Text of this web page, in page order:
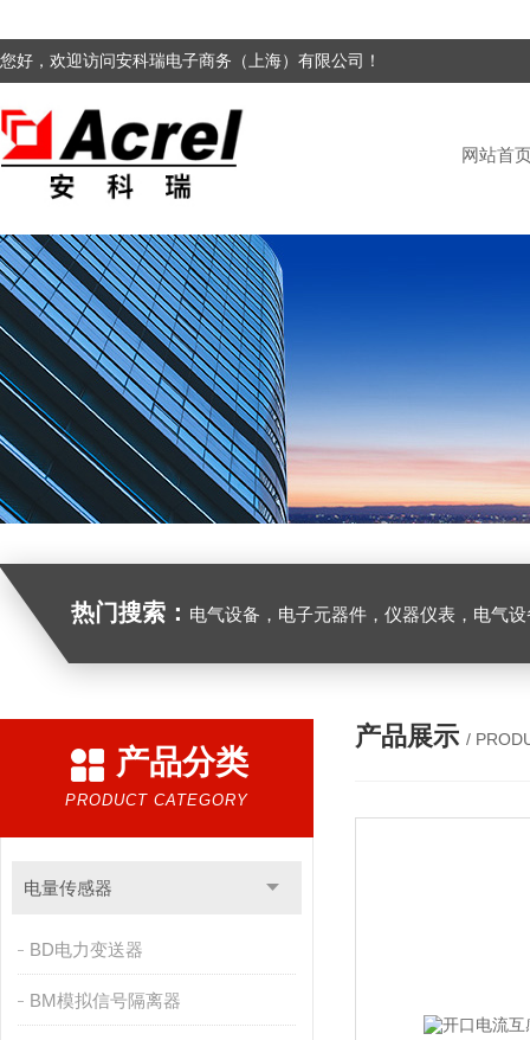
您好，欢迎访问安科瑞电子商务（上海）有限公司！
网站首
热门搜索： 电气设备，电子元器件，仪器仪表，电气
产品分类
PRODUCT CATEGORY
电量传感器
BD电力变送器
BM模拟信号隔离器
产品展示 /